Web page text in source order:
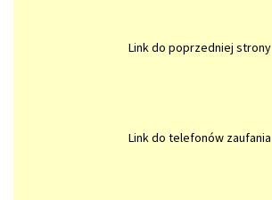
Link do poprzedniej strony
Link do telefonów zaufania